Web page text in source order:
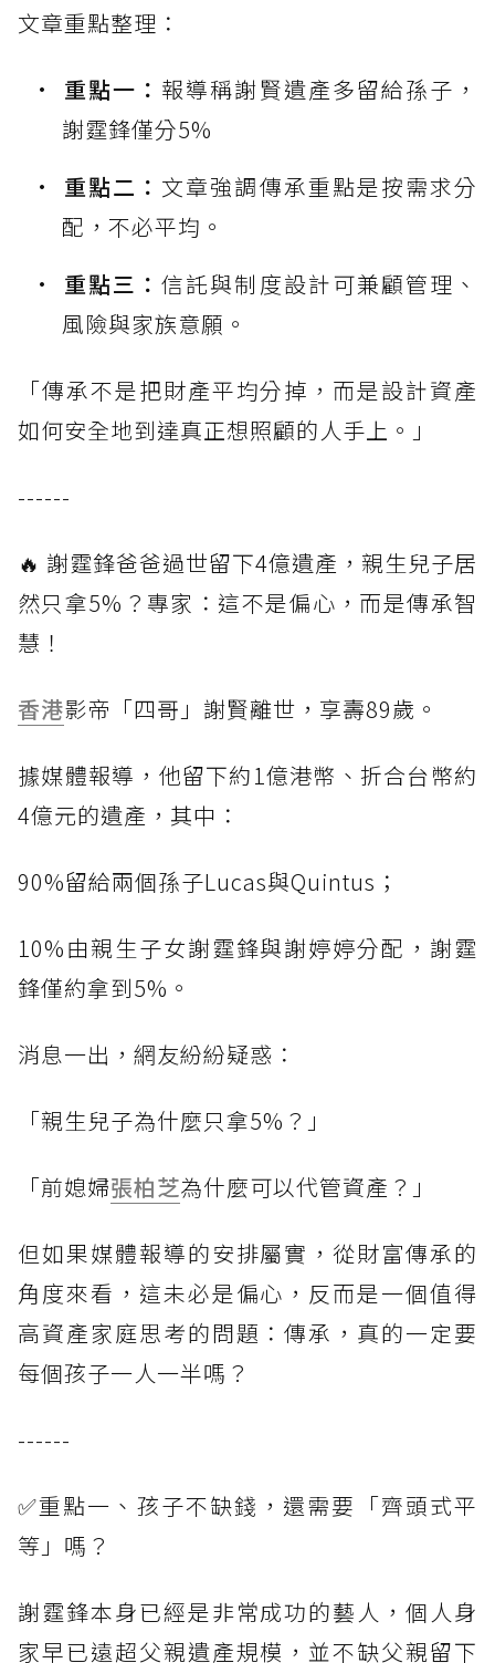
文章重點整理：
重點一： 報導稱謝賢遺產多留給孫子，
謝霆鋒僅分5%
重點二： 文章強調傳承重點是按需求分
配，不必平均。
重點三：信託與制度設計可兼顧管理、
風險與家族意願。
「傳承不是把財產平均分掉，而是設計資產
如何安全地到達真正想照顧的人手上。」
------
🔥 謝霆鋒爸爸過世留下4億遺產，親生兒子居
然只拿5%？專家：這不是偏心，而是傳承智
慧！
香港影帝「四哥」謝賢離世，享壽89歲。
據媒體報導，他留下約1億港幣、折合台幣約
4億元的遺產，其中：
90%留給兩個孫子Lucas與Quintus；
10%由親生子女謝霆鋒與謝婷婷分配，謝霆
鋒僅約拿到5%。
消息一出，網友紛紛疑惑：
「親生兒子為什麼只拿5%？」
「前媳婦張柏芝為什麼可以代管資產？」
但如果媒體報導的安排屬實，從財富傳承的
角度來看，這未必是偏心，反而是一個值得
高資產家庭思考的問題：傳承，真的一定要
每個孩子一人一半嗎？
------
✅重點一、孩子不缺錢，還需要「齊頭式平
等」嗎？
謝霆鋒本身已經是非常成功的藝人，個人身
家早已遠超父親遺產規模，並不缺父親留下